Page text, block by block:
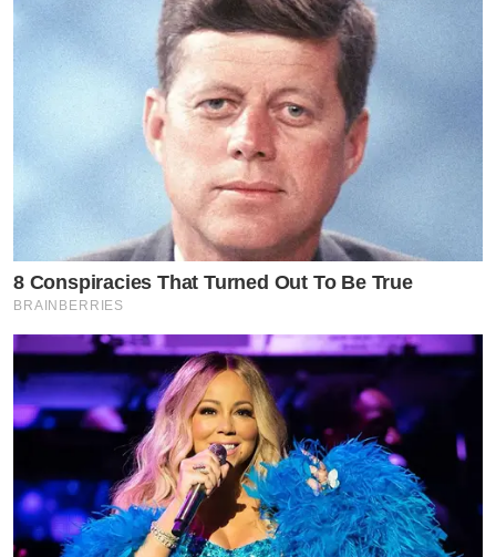
8 Conspiracies That Turned Out To Be True
BRAINBERRIES